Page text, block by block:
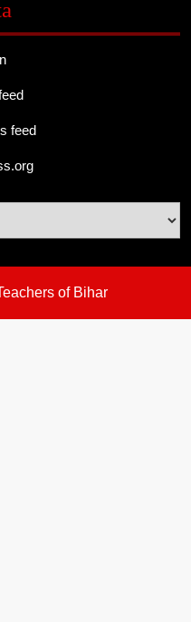
feed
of Bihar